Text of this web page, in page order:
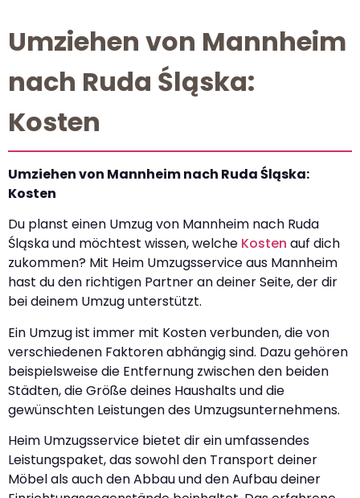
Umziehen von Mannheim
nach Ruda Śląska:
Kosten
Umziehen von Mannheim nach Ruda Śląska:
Kosten
Du planst einen Umzug von Mannheim nach Ruda
Śląska und möchtest wissen, welche Kosten auf dich
zukommen? Mit Heim Umzugsservice aus Mannheim
hast du den richtigen Partner an deiner Seite, der dir
bei deinem Umzug unterstützt.
Ein Umzug ist immer mit Kosten verbunden, die von
verschiedenen Faktoren abhängig sind. Dazu gehören
beispielsweise die Entfernung zwischen den beiden
Städten, die Größe deines Haushalts und die
gewünschten Leistungen des Umzugsunternehmens.
Heim Umzugsservice bietet dir ein umfassendes
Leistungspaket, das sowohl den Transport deiner
Möbel als auch den Abbau und den Aufbau deiner